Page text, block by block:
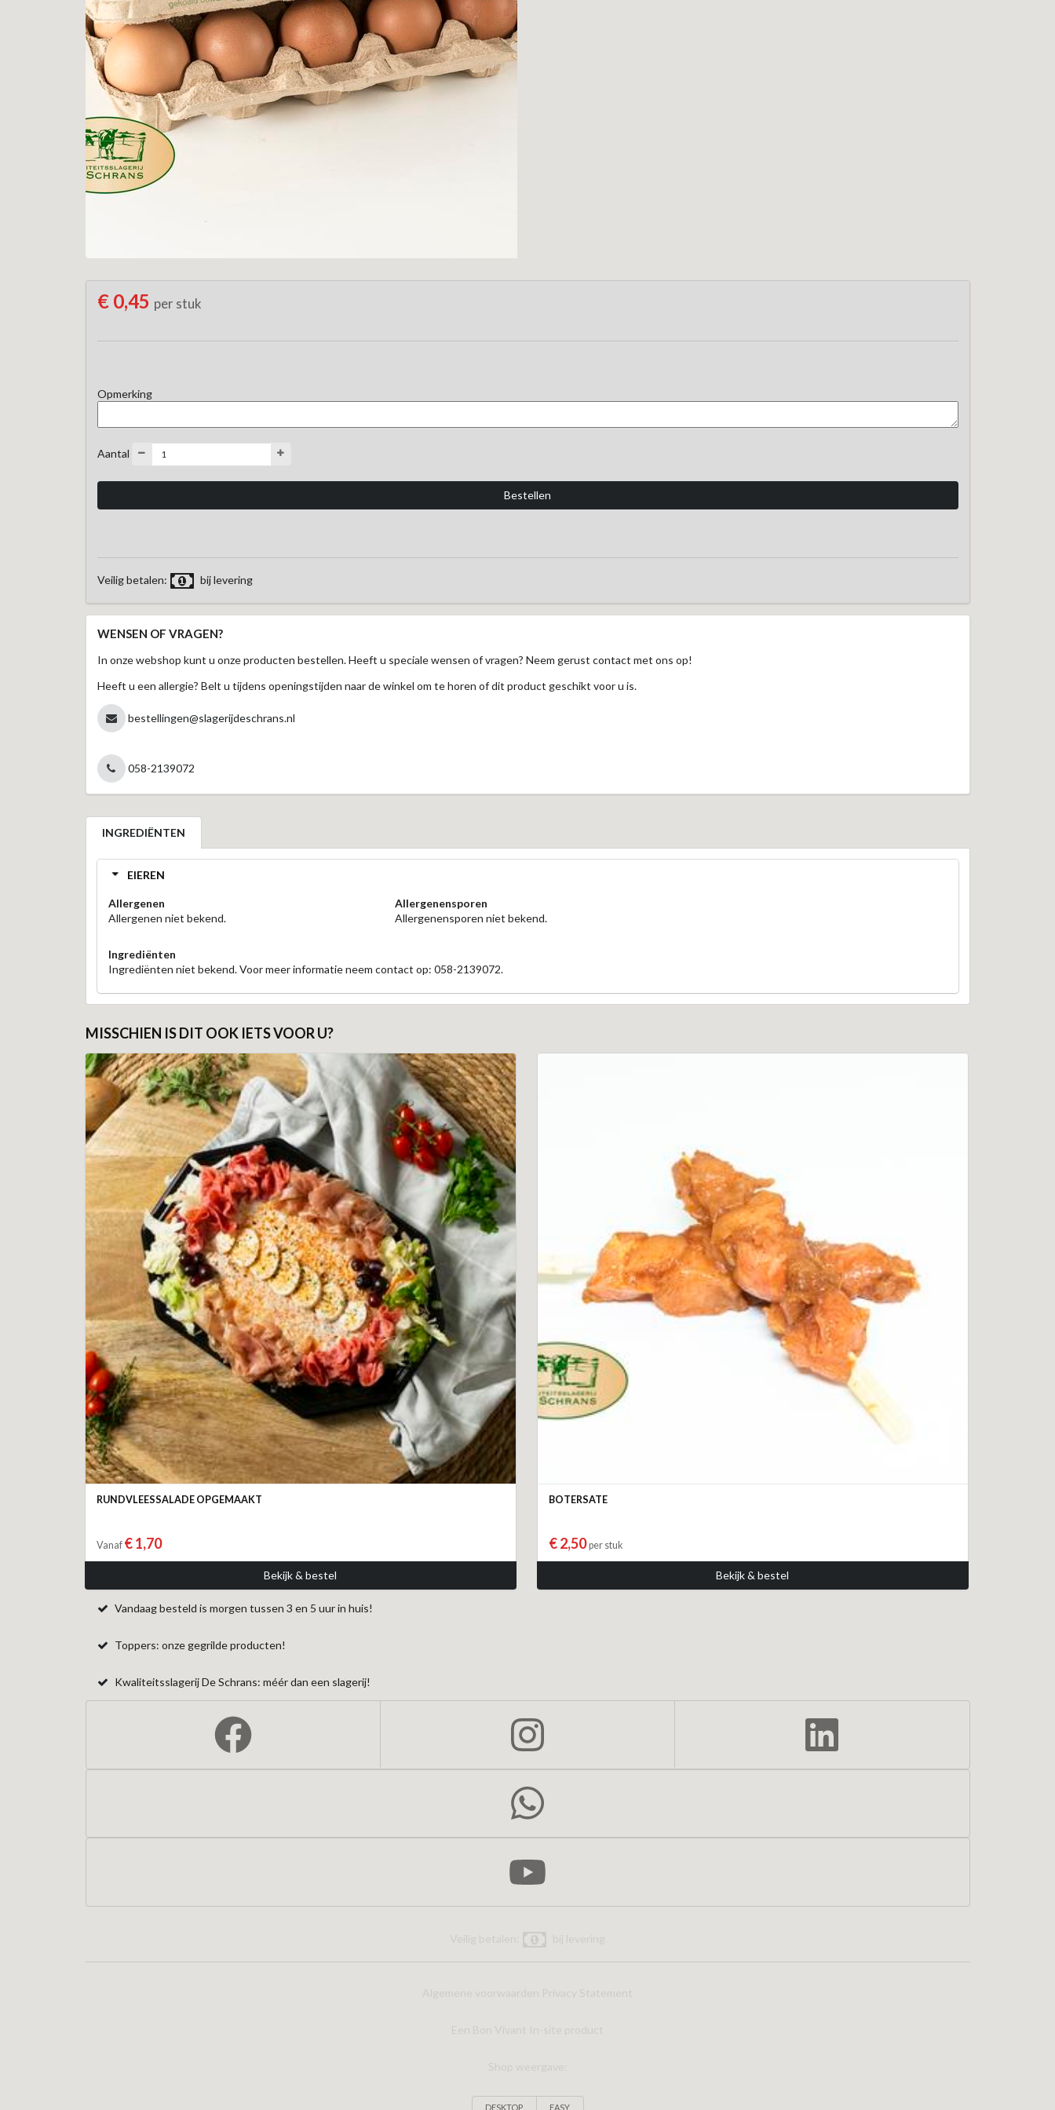
€ 0,45 per stuk
Opmerking
Aantal
Veilig betalen: bij levering
WENSEN OF VRAGEN?
In onze webshop kunt u onze producten bestellen. Heeft u speciale wensen of vragen? Neem gerust contact met ons op!
Heeft u een allergie? Belt u tijdens openingstijden naar de winkel om te horen of dit product geschikt voor u is.
bestellingen@slagerijdeschrans.nl
058-2139072
INGREDIËNTEN
EIEREN
Allergenen
Allergenen niet bekend.
Allergenensporen
Allergenensporen niet bekend.
Ingrediënten
Ingrediënten niet bekend. Voor meer informatie neem contact op: 058-2139072.
MISSCHIEN IS DIT OOK IETS VOOR U?
RUNDVLEESSALADE OPGEMAAKT
Vanaf € 1,70
Bekijk & bestel
BOTERSATE
€ 2,50per stuk
Bekijk & bestel
Vandaag besteld is morgen tussen 3 en 5 uur in huis!
Toppers: onze gegrilde producten!
Kwaliteitsslagerij De Schrans: méér dan een slagerij!
DESKTOP EASY